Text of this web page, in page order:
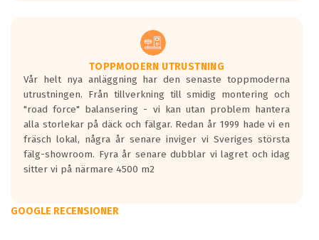
TOPPMODERN UTRUSTNING
Vår helt nya anläggning har den senaste toppmoderna
utrustningen. Från tillverkning till smidig montering och
"road force" balansering - vi kan utan problem hantera
alla storlekar på däck och fälgar. Redan år 1999 hade vi en
fräsch lokal, några år senare inviger vi Sveriges största
fälg-showroom. Fyra år senare dubblar vi lagret och idag
sitter vi på närmare 4500 m2
GOOGLE RECENSIONER